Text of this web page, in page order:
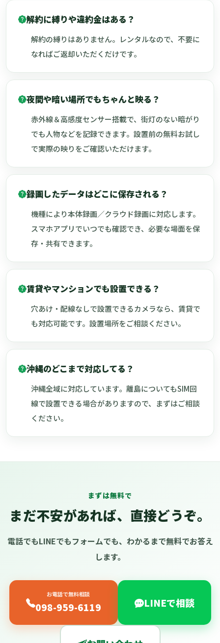
解約に縛りや違約金はある？
解約の縛りはありません。レンタルなので、不要に
なればご返却いただくだけです。
夜間や暗い場所でもちゃんと映る？
赤外線＆高感度センサー搭載で、街灯のない暗がり
でも人物などを記録できます。設置前の無料お試し
で実際の映りをご確認いただけます。
録画したデータはどこに保存される？
機種により本体録画／クラウド録画に対応します。
スマホアプリでいつでも確認でき、必要な場面を保
存・共有できます。
賃貸やマンションでも設置できる？
穴あけ・配線なしで設置できるカメラなら、賃貸で
も対応可能です。設置場所をご相談ください。
沖縄のどこまで対応してる？
沖縄全域に対応しています。離島についてもSIM回
線で設置できる場合がありますので、まずはご相談
ください。
まずは無料で
まだ不安があれば、直接どうぞ。
電話でもLINEでもフォームでも、わかるまで無料でお答え
します。
お電話で無料相談
098-959-6119 LINEで相談